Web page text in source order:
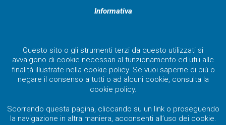
DIMENSIONAMENTO
QUADRO ELETTRICO
Informativa
Questo sito o gli strumenti terzi da questo utilizzati si
avvalgono di cookie necessari al funzionamento ed utili alle
finalità illustrate nella cookie policy. Se vuoi saperne di più o
negare il consenso a tutti o ad alcuni cookie, consulta la
cookie policy.
Scorrendo questa pagina, cliccando su un link o proseguendo
la navigazione in altra maniera, acconsenti all’uso dei cookie.